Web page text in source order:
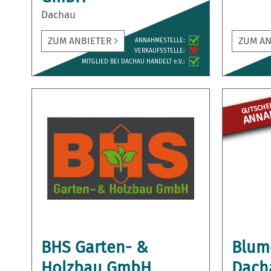
Dachau
ZUM ANBIETER
ANNAH­MESTELLE:
VERKAUFS­STELLE:
MITGLIED BEI DACHAU HANDELT e.V.:
ZUM
BHS Garten- &